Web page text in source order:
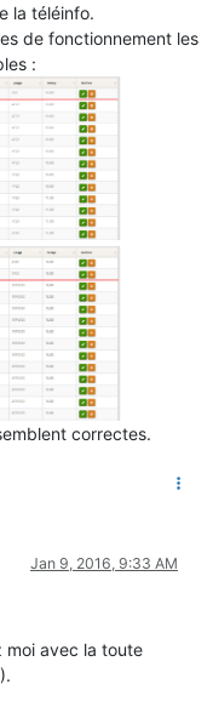
la téléinfo.
de fonctionnement les
:
correctes.
Jan 9, 2016, 9:33 AM
avec la toute